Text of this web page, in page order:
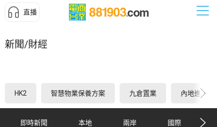
直播
新聞/財經
HK2 智慧物業保養方案 九倉置業 內地進出口
即時新聞 本地 兩岸 國際